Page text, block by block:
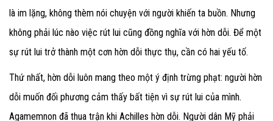
là im lặng, không thèm nói chuyện với người khiến ta buồn. Nhưng
không phải lúc nào việc rút lui cũng đồng nghĩa với hờn dỗi. Để một
sự rút lui trở thành một cơn hờn dỗi thực thụ, cần có hai yếu tố.
Thứ nhất, hờn dỗi luôn mang theo một ý định trừng phạt: người hờn
dỗi muốn đối phương cảm thấy bất tiện vì sự rút lui của mình.
Agamemnon đã thua trận khi Achilles hờn dỗi. Người dân Mỹ phải